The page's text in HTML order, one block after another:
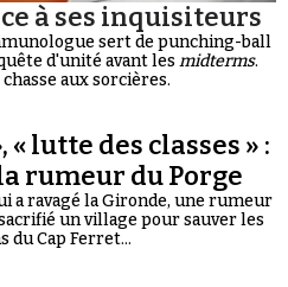
à ses inquisiteurs
sert de punching-ball
d'unité avant les midterms.
aux sorcières.
« lutte des classes » :
rumeur du Porge
a ravagé la Gironde, une rumeur
un village pour sauver les
du Cap Ferret...